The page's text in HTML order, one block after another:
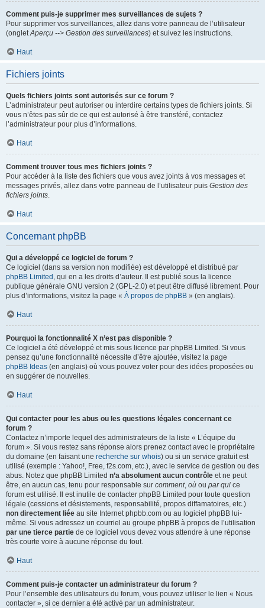
Comment puis-je supprimer mes surveillances de sujets ?
Pour supprimer vos surveillances, allez dans votre panneau de l’utilisateur
(ongletAperçu --> Gestion des surveillances) et suivez les instructions.
Haut
Fichiers joints
Quels fichiers joints sont autorisés sur ce forum ?
L’administrateur peut autoriser ou interdire certains types de fichiers joints. Si
vous n’êtes pas sûr de ce qui est autorisé à être transféré, contactez
l’administrateur pour plus d’informations.
Haut
Comment trouver tous mes fichiers joints ?
Pour accéder à la liste des fichiers que vous avez joints à vos messages et
messages privés, allez dans votre panneau de l’utilisateur puis Gestion des
fichiers joints.
Haut
Concernant phpBB
Qui a développé ce logiciel de forum ?
Ce logiciel (dans sa version non modifiée) est développé et distribué par
phpBB Limited , qui en a les droits d’auteur. Il est publié sous la licence
publique générale GNU version 2 (GPL-2.0) et peut être diffusé librement. Pour
plus d’informations, visitez la page « À propos de phpBB » (en anglais).
Haut
Pourquoi la fonctionnalité X n’est pas disponible ?
Ce logiciel a été développé et mis sous licence par phpBB Limited. Si vous
pensez qu’une fonctionnalité nécessite d’être ajoutée, visitez la page
phpBB Ideas (en anglais) où vous pouvez voter pour des idées proposées ou
en suggérer de nouvelles.
Haut
Qui contacter pour les abus ou les questions légales concernant ce
forum ?
Contactez n’importe lequel des administrateurs de la liste « L’équipe du
forum ». Si vous restez sans réponse alors prenez contact avec le propriétaire
du domaine (en faisant une recherche sur whois) ou si un service gratuit est
utilisé (exemple : Yahoo!, Free, f2s.com, etc.), avec le service de gestion ou des
abus. Notez que phpBB Limited n’a absolument aucun contrôle et ne peut
être, en aucun cas, tenu pour responsable sur comment, où ou par qui ce
forum est utilisé. Il est inutile de contacter phpBB Limited pour toute question
légale (cessions et désistements, responsabilité, propos diffamatoires, etc.)
non directement liée au site Internet phpbb.com ou au logiciel phpBB lui-
même. Si vous adressez un courriel au groupe phpBB à propos de l’utilisation
par une tierce partie de ce logiciel vous devez vous attendre à une réponse
très courte voire à aucune réponse du tout.
Haut
Comment puis-je contacter un administrateur du forum ?
Pour l’ensemble des utilisateurs du forum, vous pouvez utiliser le lien « Nous
contacter », si ce dernier a été activé par un administrateur.